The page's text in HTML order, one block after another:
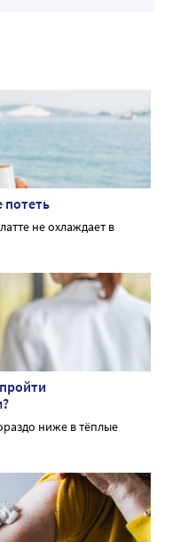
потеть
не охлаждает в
ниже в тёплые